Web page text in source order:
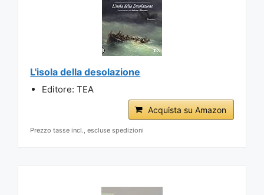
L'isola della desolazione
Editore: TEA
Acquista su Amazon
Prezzo tasse incl., escluse spedizioni